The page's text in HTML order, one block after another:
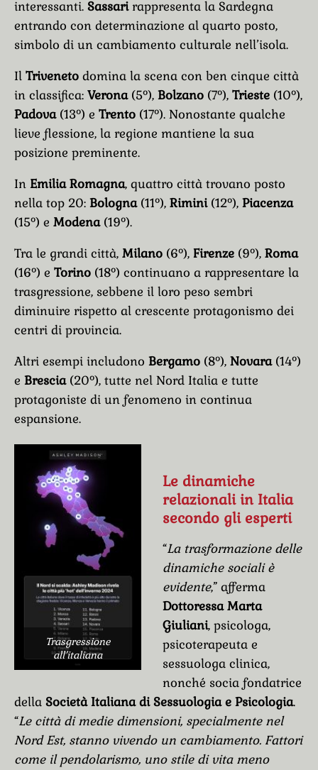
interessanti. Sassarirappresenta la Sardegna
entrando con determinazione al quarto posto,
simbolo di un cambiamento culturale nell’isola.
Il Triveneto domina la scena con ben cinque città
in classifica: Verona(5°), Bolzano (7°), Trieste (10°),
Padova(13°) e Trento (17°). Nonostante qualche
lieve flessione, la regione mantiene la sua
posizione preminente.
In Emilia Romagna, quattro città trovano posto
nella top 20: Bologna(11°), Rimini(12°), Piacenza
(15°) e Modena(19°).
Tra le grandi città, Milano (6°), Firenze (9°), Roma
(16°) e Torino (18°) continuano a rappresentare la
trasgressione, sebbene il loro peso sembri
diminuire rispetto al crescente protagonismo dei
centri di provincia.
Altri esempi includono Bergamo (8°), Novara(14°)
e Brescia(20°), tutte nel Nord Italia e tutte
protagoniste di un fenomeno in continua
espansione.
Trasgressione
all’italiana
Le dinamiche
relazionali in Italia
secondo gli esperti
“La trasformazione delle
dinamiche sociali è
evidente,” afferma
Dottoressa Marta
Giuliani, psicologa,
psicoterapeuta e
sessuologa clinica,
nonché socia fondatrice
della Società Italiana di Sessuologia e Psicologia.
“Le città di medie dimensioni, specialmente nel
Nord Est, stanno vivendo un cambiamento. Fattori
come il pendolarismo, uno stile di vita meno